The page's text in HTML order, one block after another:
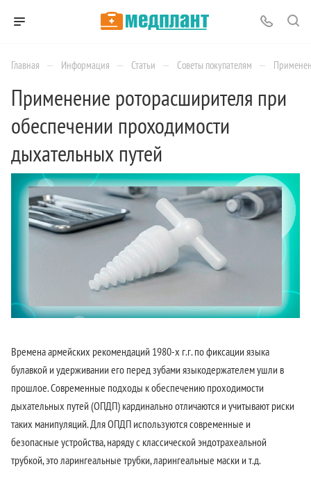
Главная — Информация — Статьи — Советы покупателям —
Применение роторасширителя при
обеспечении проходимости
дыхательных путей
Времена армейских рекомендаций 1980-х г.г. по фиксации языка
булавкой и удерживании его перед зубами языкодержателем ушли в
прошлое. Современные подходы к обеспечению проходимости
дыхательных путей (ОПДП) кардинально отличаются и учитывают риски
таких манипуляций. Для ОПДП используются современные и
безопасные устройства, наряду с классической эндотрахеальной
трубкой, это ларингеальные трубки, ларингеальные маски и т.д.